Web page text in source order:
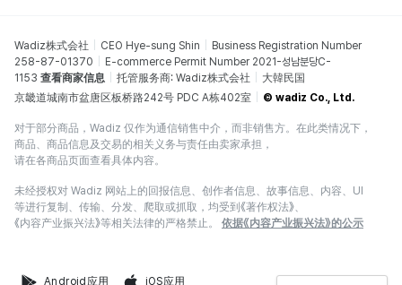
Wadiz株式会社 CEO Hye-sung Shin
Business Registration Number
258-87-01370
E-commerce Permit Number 2021-성남분당C-
1153 查看商家信息 托管服务商: Wadiz株式会社
大韓民国
京畿道城南市盆唐区板桥路242号 PDC A栋402室
© wadiz Co., Ltd.
对于部分商品，Wadiz 仅作为通信销售中介，而非销售方。在此类情况下，
商品、商品信息及交易的相关义务与责任由卖家承担，
请在各商品页面查看具体内容。
未经授权对 Wadiz 网站上的回报信息、创作者信息、故事信息、内容、UI
等进行复制、传输、分发、爬取或抓取，均受到《著作权法》、
《内容产业振兴法》等相关法律的严格禁止。
依据《内容产业振兴法》的公示
Android应用 iOS应用